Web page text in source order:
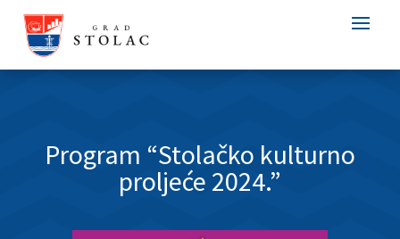
Program “Stolačko kulturno
proljeće 2024.”